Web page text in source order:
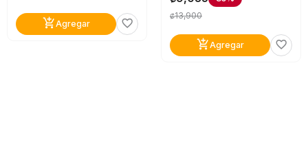
add_shopping_cartAgregar favorite_border
₡13,900
add_shopping_cartAgregar favorite_border